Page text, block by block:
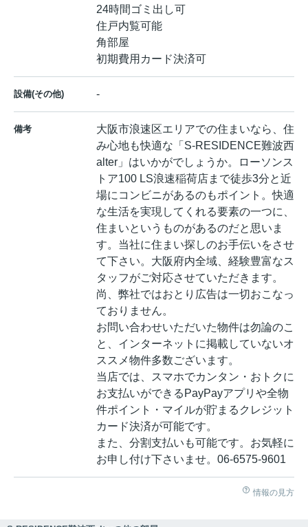
24時間ゴミ出し可
住戸内覧可能
角部屋
初期費用カード決済可
設備(その他) -
備考
大阪市浪速区エリアでの住まいなら、住
み心地も快適な「S-RESIDENCE難波西
alter」はいかがでしょうか。ローソンス
トア100 LS浪速稲荷店まで徒歩3分と近
場にコンビニがあるのもポイント。快適
な生活を実現してくれる要素の一つに、
住まいというものがあるのだと思いま
す。当社に住まい探しのお手伝いをさせ
て下さい。大阪府内全域、経験豊富なス
タッフがご対応させていただきます。
尚、弊社ではおとり広告は一切おこなっ
ておりません。
お問い合わせいただいた物件は勿論のこ
と、インターネットに掲載していないオ
ススメ物件多数ございます。
当店では、スマホでカンタン・おトクに
お支払いができるPayPayアプリや全物
件ポイント・マイルが貯まるクレジット
カード決済が可能です。
また、分割支払いも可能です。お気軽に
お申し付け下さいませ。06-6575-9601
情報の見方